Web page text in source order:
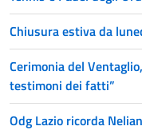
Chiusura estiva da
Cerimonia del
testimoni dei fatti”
Odg Lazio ricorda